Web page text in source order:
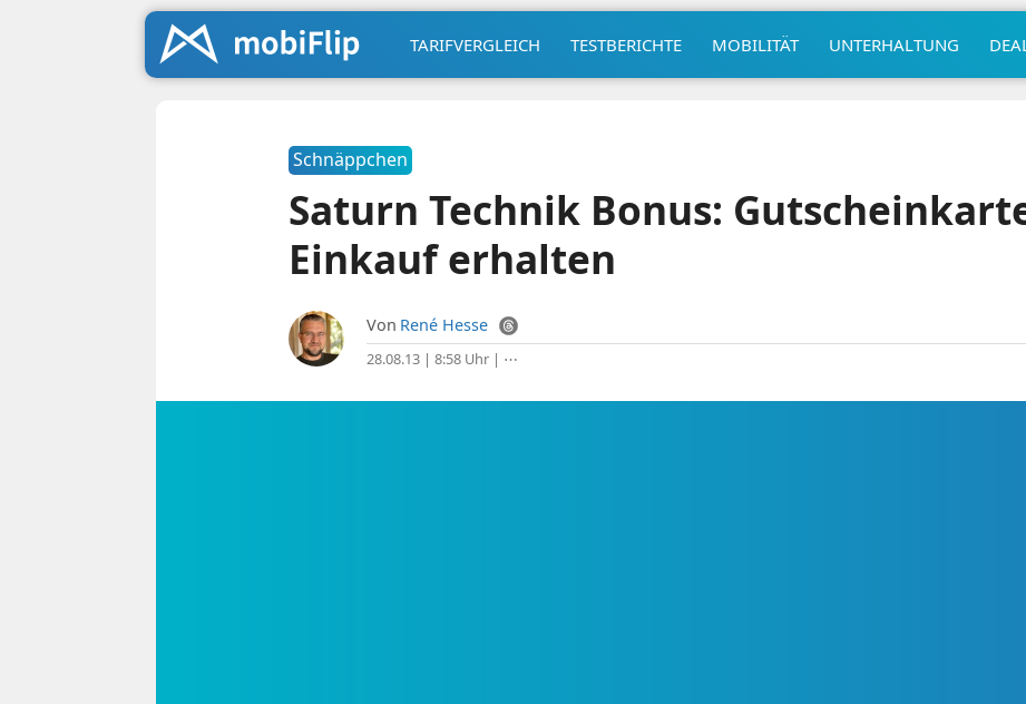
TARIFVERGLEICH TESTBERICHTE MOBILITÄT UNTERHALTUNG
Schnäppchen
Saturn Technik Bonus:
Einkauf erhalten
Von René Hesse
28.08.13 | 8:58 Uhr| ⋯